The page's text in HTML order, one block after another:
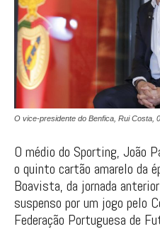
O vice-presidente do Benfica, Rui Costa,
O médio do Sporting, João
o quinto cartão amarelo da
Boavista, da jornada
suspenso por um jogo pelo
Federação Portuguesa de